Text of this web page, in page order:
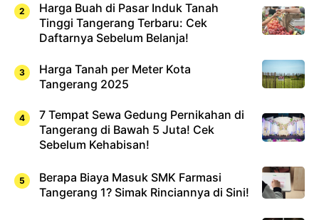
Harga Buah di Pasar Induk Tanah
Tinggi Tangerang Terbaru: Cek
Daftarnya Sebelum Belanja!
Harga Tanah per Meter Kota
Tangerang 2025
7 Tempat Sewa Gedung Pernikahan di
Tangerang di Bawah 5 Juta! Cek
Sebelum Kehabisan!
Berapa Biaya Masuk SMK Farmasi
Tangerang 1? Simak Rinciannya di Sini!